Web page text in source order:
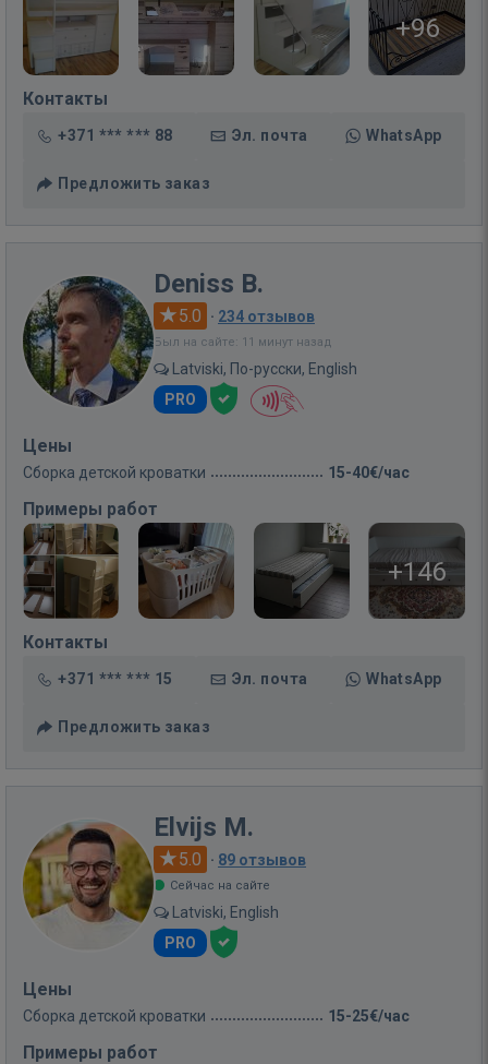
+96
Контакты
+371 *** *** 88 Эл. почта WhatsApp
Предложить заказ
Deniss B.
5.0 · 234 отзывов
Был на сайте: 11 минут назад
Latviski, По-русски, English
PRO
Цены
Сборка детской кроватки 15-40€/час
Примеры работ
+146
Контакты
+371 *** *** 15 Эл. почта WhatsApp
Предложить заказ
Elvijs M.
5.0 · 89 отзывов
Сейчас на сайте
Latviski, English
PRO
Цены
Сборка детской кроватки 15-25€/час
Примеры работ